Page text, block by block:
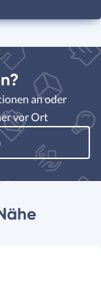
an oder
vor Ort